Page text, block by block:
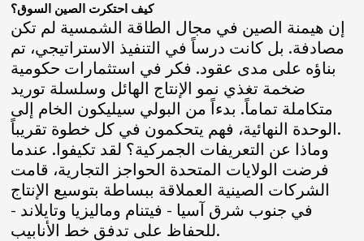
كيف احتكرت الصين السوق؟
إن هيمنة الصين في مجال الطاقة الشمسية لم تكن
مصادفة. بل كانت درساً في التنفيذ الاستراتيجي، تم
بناؤه على مدى عقود. فكر في استثمارات حكومية
ضخمة تغذي نمو الإنتاج الهائل وسلسلة توريد
متكاملة تماماً. بدءاً من البولي سيليكون الخام إلى
الوحدة النهائية، فهم يتحكمون في كل خطوة تقريباً.
وماذا عن التعريفات الجمركية؟ لقد تكيفوا. عندما
فرضت الولايات المتحدة الحواجز التجارية، قامت
الشركات الصينية العملاقة ببساطة بتوسيع الإنتاج
في جنوب شرق آسيا - فيتنام وماليزيا وتايلاند -
للحفاظ على تدفق خط الأنابيب.